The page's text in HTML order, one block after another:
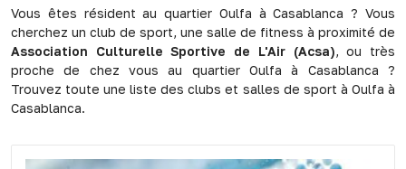
Vous êtes résident au quartier Oulfa à Casablanca ? Vous
cherchez un club de sport, une salle de fitness à proximité de
Association Culturelle Sportive de L'Air (Acsa), ou très
proche de chez vous au quartier Oulfa à Casablanca ?
Trouvez toute une liste des clubs et salles de sport à Oulfa à
Casablanca.